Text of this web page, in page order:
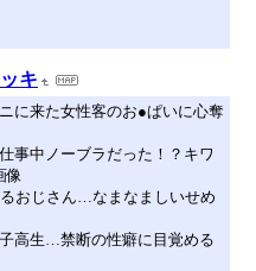
キ
に来た女性客のお●ぱいに心奪
事中ノーブラだった！？キワ
像
おじさん…なまなましいせめ
高生…禁断の性癖に目覚める